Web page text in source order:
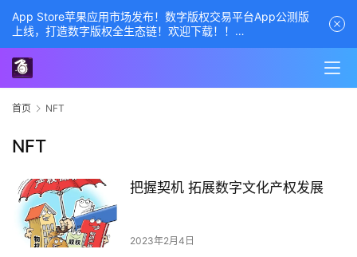
首页 NFT
NFT
把握契机 拓展数字文化产权发展
2023年2月4日
App Store苹果应用市场发布！数字版权交易平台App公测版
上线，打造数字版权全生态链！欢迎下载！！
商务经理联系方式——数字版权交易平台